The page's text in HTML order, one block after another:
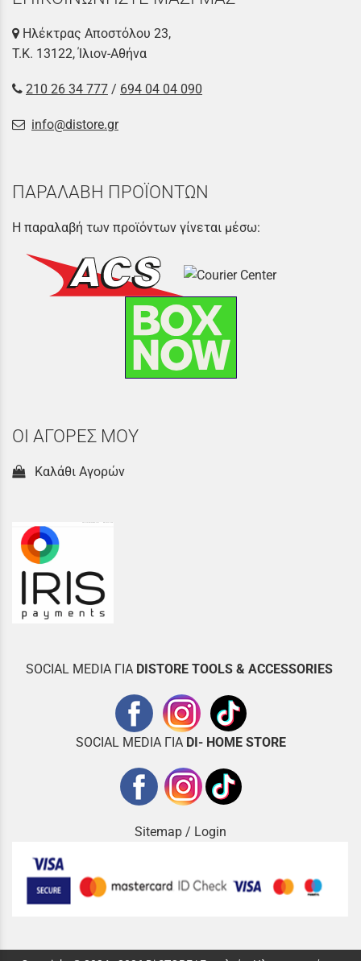
Ηλέκτρας Αποστόλου 23,
Τ.Κ. 13122, Ίλιον-Αθήνα
210 26 34 777 / 694 04 04 090
info@distore.gr
ΠΑΡΑΛΑΒΗ ΠΡΟΪΟΝΤΩΝ
Η παραλαβή των προϊόντων γίνεται μέσω:
ΟΙ ΑΓΟΡΕΣ ΜΟΥ
Καλάθι Αγορών
SOCIAL MEDIA ΓΙΑ DISTORE TOOLS & ACCESSORIES
SOCIAL MEDIA ΓΙΑ DI- HOME STORE
Sitemap / Login